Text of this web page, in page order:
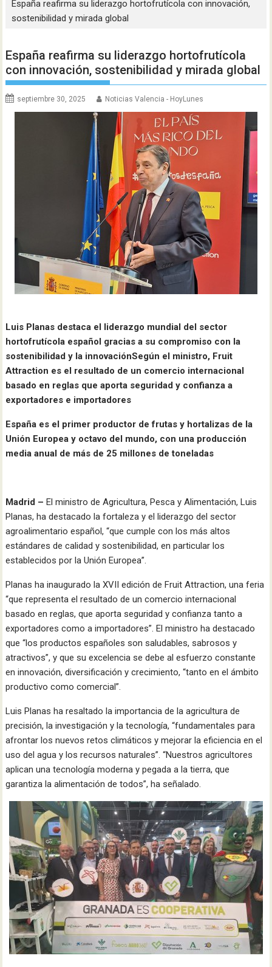
España reafirma su liderazgo hortofrutícola con innovación,
sostenibilidad y mirada global
España reafirma su liderazgo hortofrutícola
con innovación, sostenibilidad y mirada global
septiembre 30, 2025 Noticias Valencia - HoyLunes
Luis Planas destaca el liderazgo mundial del sector
hortofrutícola español gracias a su compromiso con la
sostenibilidad y la innovaciónSegún el ministro, Fruit
Attraction es el resultado de un comercio internacional
basado en reglas que aporta seguridad y confianza a
exportadores e importadores
España es el primer productor de frutas y hortalizas de la
Unión Europea y octavo del mundo, con una producción
media anual de más de 25 millones de toneladas
Madrid – El ministro de Agricultura, Pesca y Alimentación, Luis
Planas, ha destacado la fortaleza y el liderazgo del sector
agroalimentario español, “que cumple con los más altos
estándares de calidad y sostenibilidad, en particular los
establecidos por la Unión Europea”.
Planas ha inaugurado la XVII edición de Fruit Attraction, una feria
“que representa el resultado de un comercio internacional
basado en reglas, que aporta seguridad y confianza tanto a
exportadores como a importadores”. El ministro ha destacado
que “los productos españoles son saludables, sabrosos y
atractivos”, y que su excelencia se debe al esfuerzo constante
en innovación, diversificación y crecimiento, “tanto en el ámbito
productivo como comercial”.
Luis Planas ha resaltado la importancia de la agricultura de
precisión, la investigación y la tecnología, “fundamentales para
afrontar los nuevos retos climáticos y mejorar la eficiencia en el
uso del agua y los recursos naturales”. “Nuestros agricultores
aplican una tecnología moderna y pegada a la tierra, que
garantiza la alimentación de todos”, ha señalado.